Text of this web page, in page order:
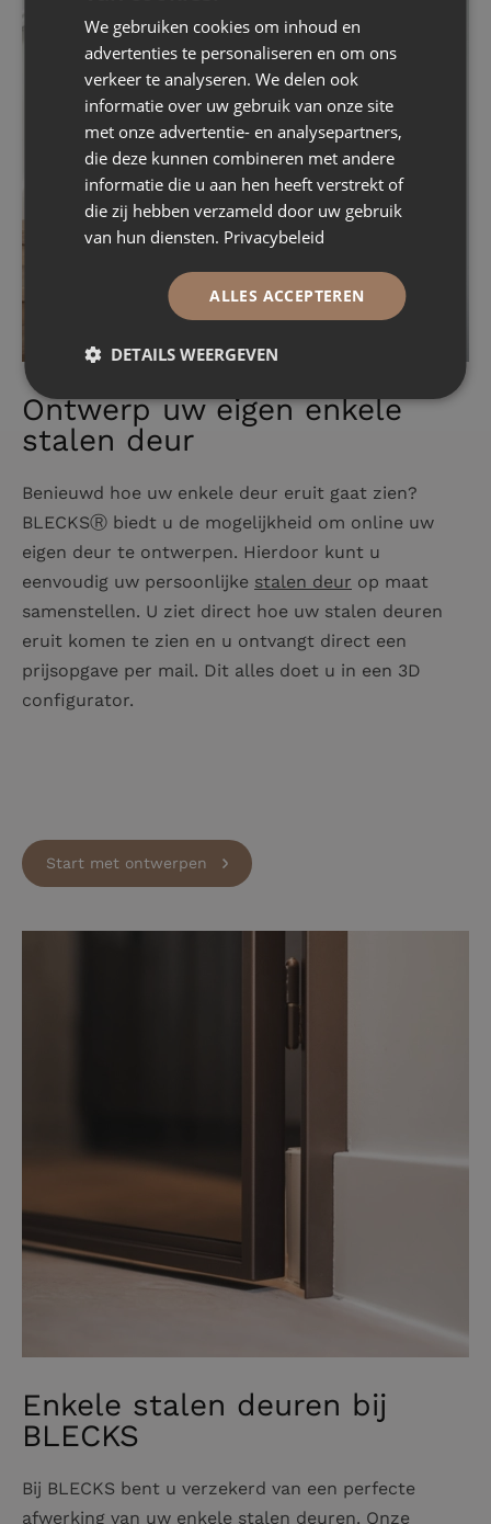
Ontwerp uw eigen enkele
stalen deur
Benieuwd hoe uw enkele deur eruit gaat zien?
BLECKSⓇ biedt u de mogelijkheid om online uw
eigen deur te ontwerpen. Hierdoor kunt u
eenvoudig uw persoonlijke stalen deur op maat
samenstellen. U ziet direct hoe uw stalen deuren
eruit komen te zien en u ontvangt direct een
prijsopgave per mail. Dit alles doet u in een 3D
configurator.
Start met ontwerpen
Enkele stalen deuren bij
BLECKS
Bij BLECKS bent u verzekerd van een perfecte
afwerking van uw enkele stalen deuren. Onze
We gebruiken cookies om inhoud en
advertenties te personaliseren en om ons
verkeer te analyseren. We delen ook
informatie over uw gebruik van onze site
met onze advertentie- en analysepartners,
die deze kunnen combineren met andere
informatie die u aan hen heeft verstrekt of
die zij hebben verzameld door uw gebruik
van hun diensten. Privacybeleid
ALLES ACCEPTEREN
DETAILS WEERGEVEN